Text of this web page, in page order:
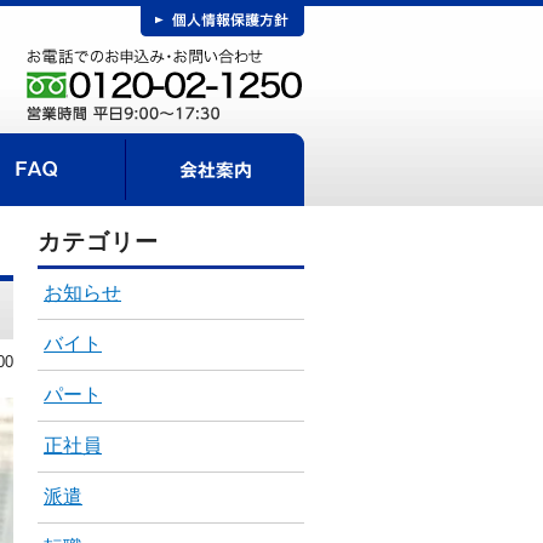
カテゴリー
お知らせ
バイト
パート
正社員
派遣